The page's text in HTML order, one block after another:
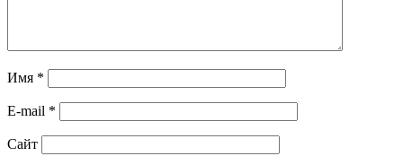
Имя *
E-mail *
Сайт